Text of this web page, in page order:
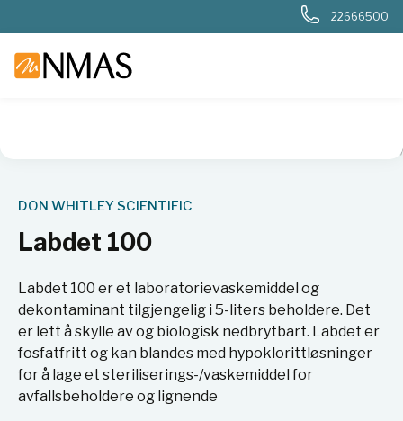
22666500
DON WHITLEY SCIENTIFIC
Labdet 100
Labdet 100 er et laboratorievaskemiddel og
dekontaminant tilgjengelig i 5-liters beholdere. Det
er lett å skylle av og biologisk nedbrytbart. Labdet er
fosfatfritt og kan blandes med hypoklorittløsninger
for å lage et steriliserings-/vaskemiddel for
avfallsbeholdere og lignende